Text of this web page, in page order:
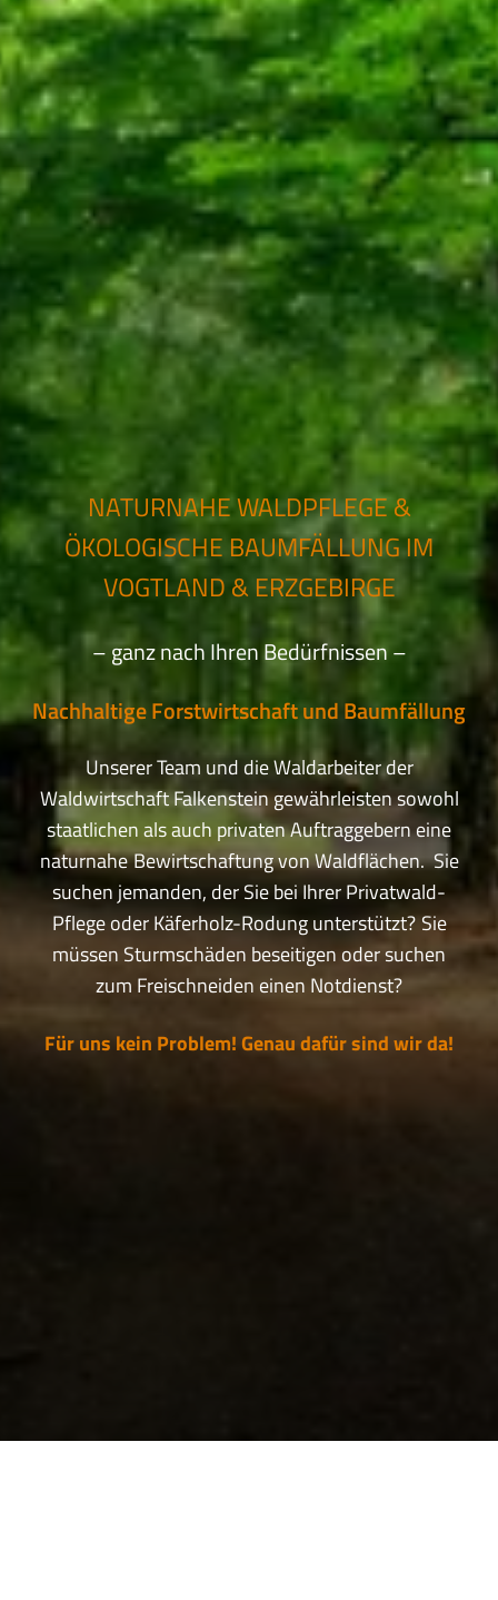
NATURNAHE WALDPFLEGE &
ÖKOLOGISCHE BAUMFÄLLUNG IM
VOGTLAND & ERZGEBIRGE
– ganz nach Ihren Bedürfnissen –
Nachhaltige Forstwirtschaft und Baumfällung
Unserer Team und die Waldarbeiter der
Waldwirtschaft Falkenstein gewährleisten sowohl
staatlichen als auch privaten Auftraggebern eine
naturnaheBewirtschaftung von Waldflächen. Sie
suchen jemanden, der Sie bei Ihrer Privatwald-
Pflege oder Käferholz-Rodung unterstützt?Sie
müssen Sturmschäden beseitigen oder suchen
zum Freischneiden einen Notdienst?
Für uns kein Problem! Genau dafür sind wir da!